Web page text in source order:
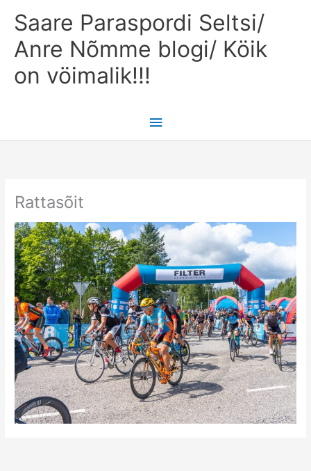
Saare Paraspordi Seltsi/
Anre Nõmme blogi/ Köik
on vöimalik!!!
Main
Menu
Rattasõit